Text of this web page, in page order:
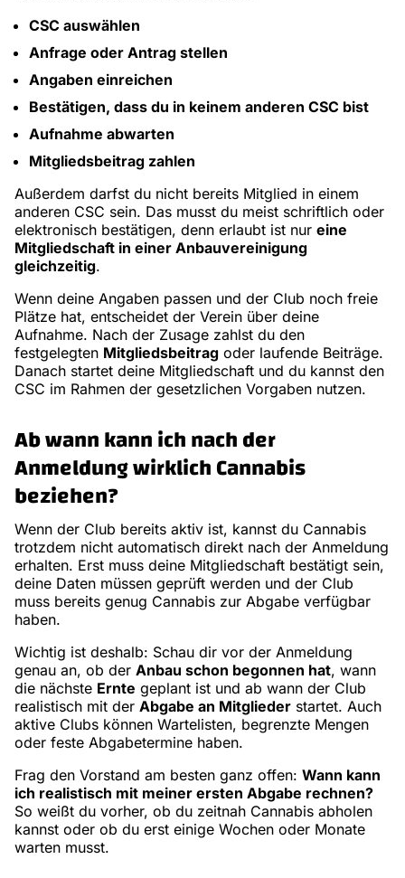
CSC auswählen
Anfrage oder Antrag stellen
Angaben einreichen
Bestätigen, dass du in keinem anderen CSC bist
Aufnahme abwarten
Mitgliedsbeitrag zahlen
Außerdem darfst du nicht bereits Mitglied in einem
anderen CSC sein. Das musst du meist schriftlich oder
elektronisch bestätigen, denn erlaubt ist nur eine
Mitgliedschaft in einer Anbauvereinigung
gleichzeitig.
Wenn deine Angaben passen und der Club noch freie
Plätze hat, entscheidet der Verein über deine
Aufnahme. Nach der Zusage zahlst du den
festgelegten Mitgliedsbeitrag oder laufende Beiträge.
Danach startet deine Mitgliedschaft und du kannst den
CSC im Rahmen der gesetzlichen Vorgaben nutzen.
Ab wann kann ich nach der
Anmeldung wirklich Cannabis
beziehen?
Wenn der Club bereits aktiv ist, kannst du Cannabis
trotzdem nicht automatisch direkt nach der Anmeldung
erhalten. Erst muss deine Mitgliedschaft bestätigt sein,
deine Daten müssen geprüft werden und der Club
muss bereits genug Cannabis zur Abgabe verfügbar
haben.
Wichtig ist deshalb: Schau dir vor der Anmeldung
genau an, ob der Anbau schon begonnen hat, wann
die nächste Ernte geplant ist und ab wann der Club
realistisch mit der Abgabe an Mitglieder startet. Auch
aktive Clubs können Wartelisten, begrenzte Mengen
oder feste Abgabetermine haben.
Frag den Vorstand am besten ganz offen: Wann kann
ich realistisch mit meiner ersten Abgabe rechnen?
So weißt du vorher, ob du zeitnah Cannabis abholen
kannst oder ob du erst einige Wochen oder Monate
warten musst.